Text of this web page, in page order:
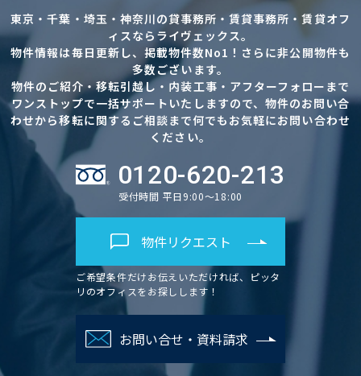
東京・千葉・埼玉・神奈川の貸事務所・賃貸事務所・賃貸オフ
ィスならライヴェックス。
物件情報は毎日更新し、掲載物件数No1！さらに非公開物件も
多数ございます。
物件のご紹介・移転引越し・内装工事・アフターフォローまで
ワンストップで一括サポートいたしますので、物件のお問い合
わせから移転に関するご相談まで何でもお気軽にお問い合わせ
ください。
0120-620-213
受付時間 平日9:00～18:00
物件リクエスト
ご希望条件だけお伝えいただければ、ピッタ
リのオフィスをお探しします！
お問い合せ・資料請求